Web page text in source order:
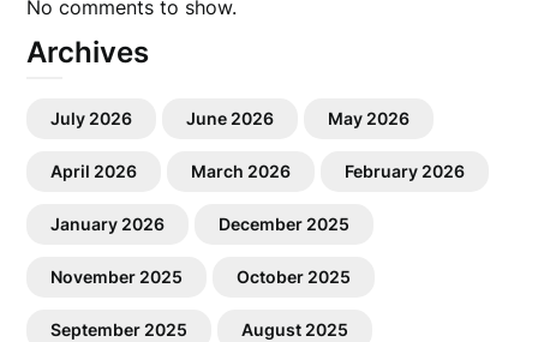
No comments to show.
Archives
July 2026 June 2026 May 2026
April 2026 March 2026 February 2026
January 2026 December 2025
November 2025 October 2025
September 2025 August 2025